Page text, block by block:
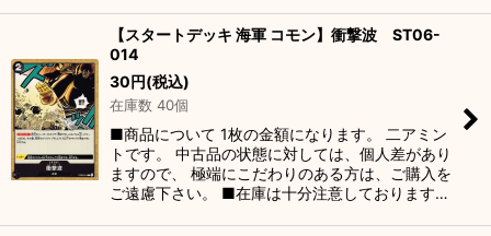
【スタートデッキ 海軍 コモン】衝撃波 ST06-
014
30円(税込)
在庫数 40個
■商品について 1枚の金額になります。 二アミン
トです。 中古品の状態に対しては、個人差があり
ますので、 極端にこだわりのある方は、ご購入を
ご遠慮下さい。 ■在庫は十分注意しております…